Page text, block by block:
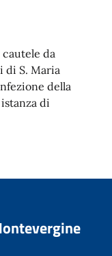
da
di S. Maria
della
di